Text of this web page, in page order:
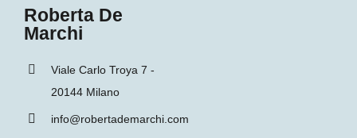
Roberta De
Marchi
Viale Carlo Troya 7 -
20144 Milano
info@robertademarchi.com